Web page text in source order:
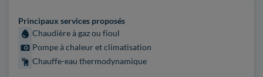
Principaux services proposés
Chaudière à gaz ou fioul
Pompe à chaleur et climatisation
Chauffe-eau thermodynamique